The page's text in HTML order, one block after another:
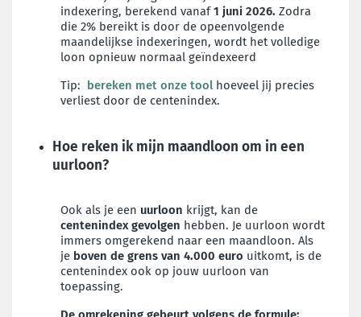
indexering, berekend vanaf1 juni 2026. Zodra
die 2% bereikt is door de opeenvolgende
maandelijkse indexeringen, wordt het volledige
loon opnieuw normaal geïndexeerd
Tip: bereken met onze tool hoeveel jij precies
verliest door de centenindex.
Hoe reken ik mijn maandloon om in een
uurloon?
Ook als je een uurloon krijgt, kan de
centenindex gevolgen hebben. Je uurloon wordt
immers omgerekend naar een maandloon. Als
je boven de grens van 4.000 euro uitkomt, is de
centenindex ook op jouw uurloon van
toepassing.